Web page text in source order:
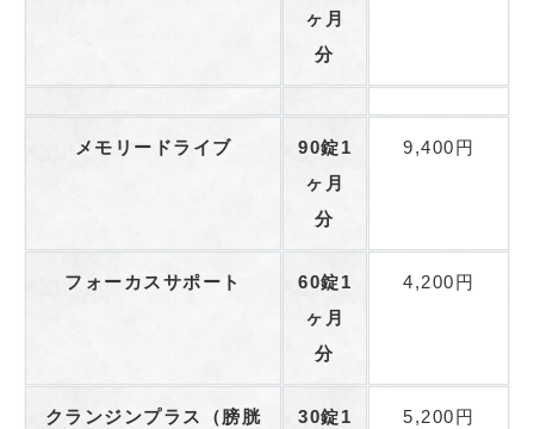
ヶ月
分
メモリードライブ
90錠1
ヶ月
分
9,400円
フォーカスサポート
60錠1
ヶ月
分
4,200円
クランジンプラス（膀胱
30錠1
5,200円